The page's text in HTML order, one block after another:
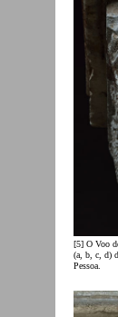
[5] O Voo
(a, b, c, d)
Pessoa.